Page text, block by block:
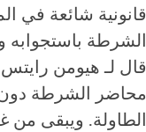
قانونية شائعة في
الشرطة باستجوابه
قال لـ هيومن
محاضر الشرطة دون
الطاولة. ويبقى من